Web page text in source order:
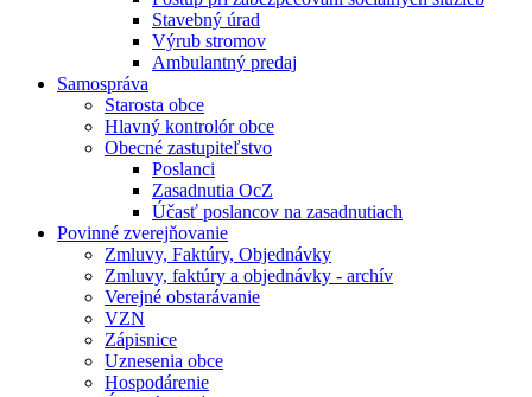
Stavebný úrad
Výrub stromov
Ambulantný predaj
Samospráva
Starosta obce
Hlavný kontrolór obce
Obecné zastupiteľstvo
Poslanci
Zasadnutia OcZ
Účasť poslancov na zasadnutiach
Povinné zverejňovanie
Zmluvy, Faktúry, Objednávky
Zmluvy, faktúry a objednávky - archív
Verejné obstarávanie
VZN
Zápisnice
Uznesenia obce
Hospodárenie